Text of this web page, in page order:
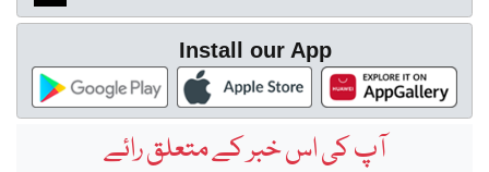
Install our App
اس خبر کے متعلق رائے